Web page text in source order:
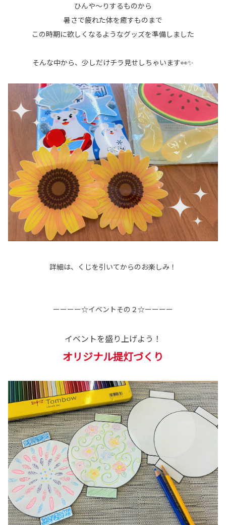
ひんや～りするものから
暑さで疲れた体を癒すものまで
この時期に欲しくなるようなグッズを準備しました
そんな中から、少しだけチラ見せしちゃいます👀✨
詳細は、くじを引いてからのお楽しみ！
ーーーー☆イベントその２☆ーーーー
イベントを盛り上げよう！
オリジナル提灯づくり